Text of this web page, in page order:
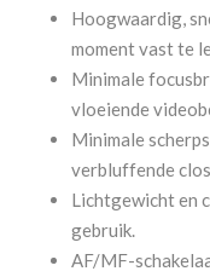
Hoogwaardig,
moment vast te
Minimale
vloeiende
Minimale
verbluffende
Lichtgewicht en
gebruik.
AF/MF-